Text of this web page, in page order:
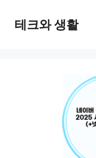
테크와 생활